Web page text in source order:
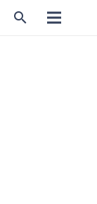
search